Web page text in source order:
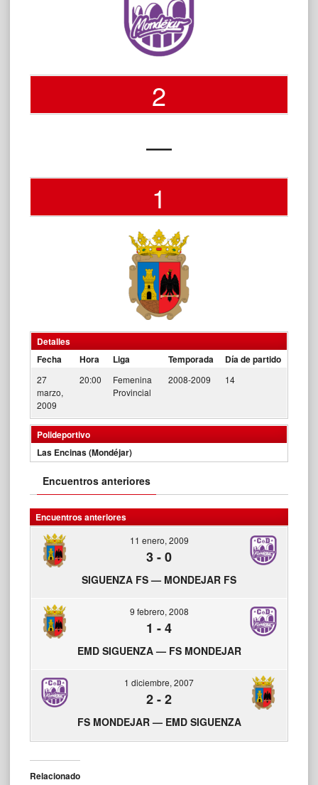
2
—
1
Detalles
Fecha
Hora Liga Temporada Día de partido
27
marzo,
2009
20:00
Femenina
Provincial
2008-2009 14
Polideportivo
Las Encinas (Mondéjar)
Encuentros anteriores
Encuentros anteriores
11 enero, 2009
3-0
SIGUENZA FS — MONDEJAR FS
9 febrero, 2008
1 -4
EMD SIGUENZA — FS MONDEJAR
1 diciembre, 2007
2-2
FS MONDEJAR — EMD SIGUENZA
Relacionado